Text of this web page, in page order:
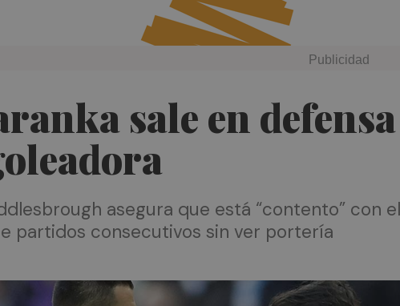
sale en
asegura que está “contento” con
partidos consecutivos sin ver portería